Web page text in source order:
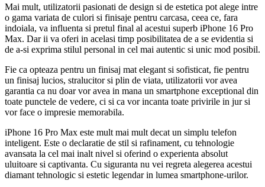
Mai mult, utilizatorii pasionati de design si de estetica pot alege intre
o gama variata de culori si finisaje pentru carcasa, ceea ce, fara
indoiala, va influenta si pretul final al acestui superb iPhone 16 Pro
Max. Dar ii va oferi in acelasi timp posibilitatea de a se evidentia si
de a-si exprima stilul personal in cel mai autentic si unic mod posibil.
Fie ca opteaza pentru un finisaj mat elegant si sofisticat, fie pentru
un finisaj lucios, stralucitor si plin de viata, utilizatorii vor avea
garantia ca nu doar vor avea in mana un smartphone exceptional din
toate punctele de vedere, ci si ca vor incanta toate privirile in jur si
vor face o impresie memorabila.
iPhone 16 Pro Max este mult mai mult decat un simplu telefon
inteligent. Este o declaratie de stil si rafinament, cu tehnologie
avansata la cel mai inalt nivel si oferind o experienta absolut
uluitoare si captivanta. Cu siguranta nu vei regreta alegerea acestui
diamant tehnologic si estetic legendar in lumea smartphone-urilor.